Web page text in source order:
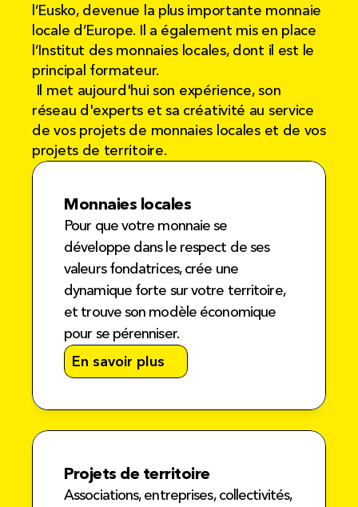
l’Eusko, devenue la plus importante monnaie
locale d’Europe. Il a également mis en place
l’Institut des monnaies locales, dont il est le
principal formateur.
réseau d'experts et sa créativité au service
de vos projets de monnaies locales et de vos
projets de territoire.
Monnaies locales
Pour que votre monnaie se
développe dans le respect de ses
valeurs fondatrices, crée une
dynamique forte sur votre territoire,
et trouve son modèle économique
pour se pérenniser.
En savoir plus
Projets de territoire
Associations, entreprises, collectivités,